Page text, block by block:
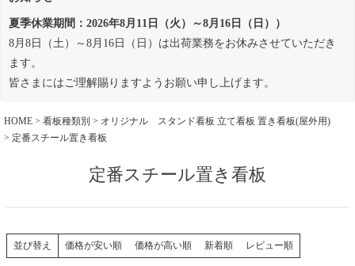
夏季休業期間：2026年8月11日（火）～8月16日（日））
8月8日（土）～8月16日（日）は出荷業務をお休みさせていただき
ます。
皆さまにはご理解賜りますようお願い申し上げます。
HOME 看板種類別
オリジナル スタンド看板 立て看板 置き看板(屋外用)
定番スチール置き看板
定番スチール置き看板
並び替え 価格が安い順 価格が高い順 新着順 レビュー順